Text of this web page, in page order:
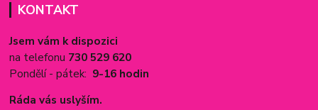
KONTAKT
Jsem vám k dispozici
na telefonu 730 529 620
Pondělí - pátek: 9-16 hodin
Ráda vás uslyším.